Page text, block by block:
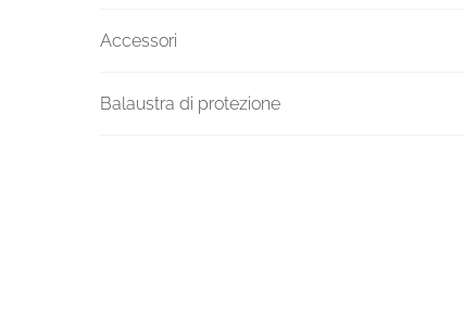
Accessori
Balaustra di protezione